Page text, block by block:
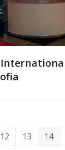
Page
12 Page
13 Page
14